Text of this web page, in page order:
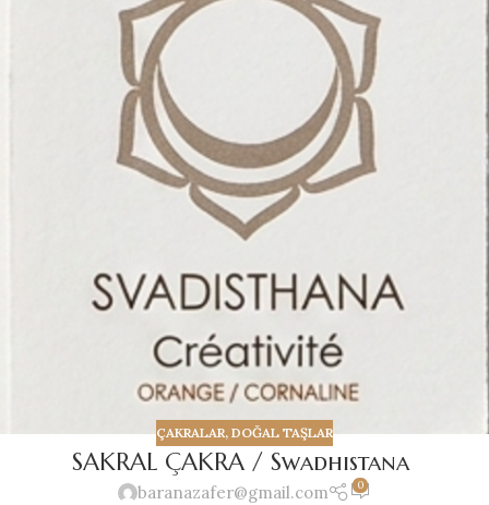
ÇAKRALAR, DOĞAL TAŞLAR
SAKRAL ÇAKRA / Swadhistana
baranazafer@gmail.com 0